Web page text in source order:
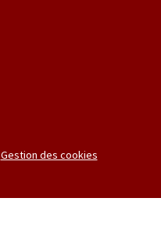
Gestion des cookies